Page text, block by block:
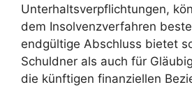
Unterhaltsverpflichtungen,
dem Insolvenzverfahren
endgültige Abschluss bietet
Schuldner als auch für
die künftigen finanziellen